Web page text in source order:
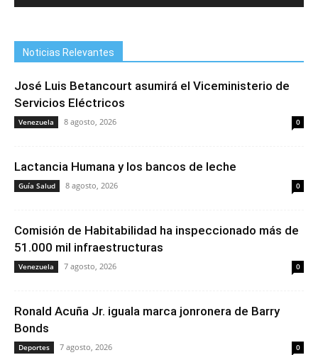
Noticias Relevantes
José Luis Betancourt asumirá el Viceministerio de
Servicios Eléctricos
Venezuela 8 agosto, 2026 0
Lactancia Humana y los bancos de leche
Guía Salud 8 agosto, 2026 0
Comisión de Habitabilidad ha inspeccionado más de
51.000 mil infraestructuras
Venezuela 7 agosto, 2026 0
Ronald Acuña Jr. iguala marca jonronera de Barry
Bonds
Deportes 7 agosto, 2026 0